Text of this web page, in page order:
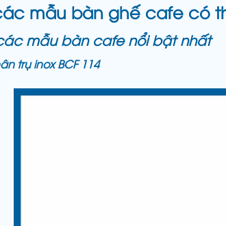
mẫu bàn ghế cafe có
mẫu bàn cafe nổi bật nhất
trụ inox BCF 114